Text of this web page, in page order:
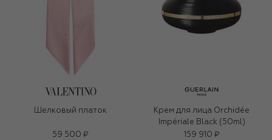
Шелковый платок
59 500 ₽
Крем для лица Orchidée
Impériale Black (50ml)
159 910 ₽